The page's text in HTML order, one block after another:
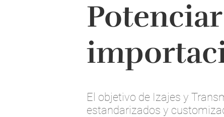
El objetivo de Izajes y
estandarizados y